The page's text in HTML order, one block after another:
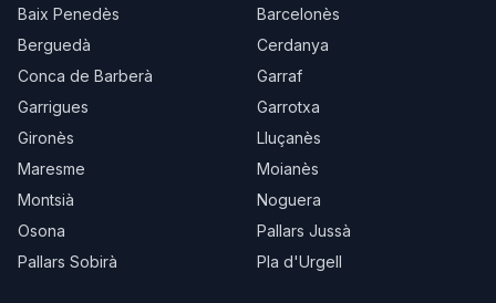
Baix Penedès
Barcelonès
Berguedà
Cerdanya
Conca de Barberà
Garraf
Garrigues
Garrotxa
Gironès
Lluçanès
Maresme
Moianès
Montsià
Noguera
Osona
Pallars Jussà
Pallars Sobirà
Pla d'Urgell